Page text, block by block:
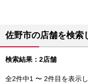
佐野市の店舗を検索
検索結果：2店舗
全2件中1 〜 2件目を表示